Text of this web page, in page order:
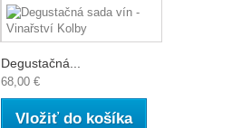
Degustačná...
68,00 €
Vložiť do košíka